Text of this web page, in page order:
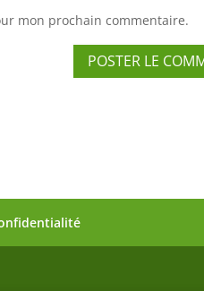
mon prochain commentaire.